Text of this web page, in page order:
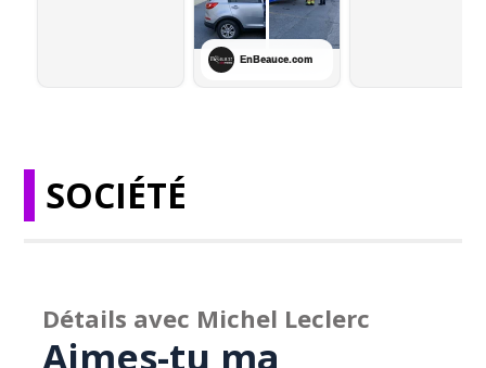
SOCIÉTÉ
Détails avec Michel Leclerc
Aimes-tu ma